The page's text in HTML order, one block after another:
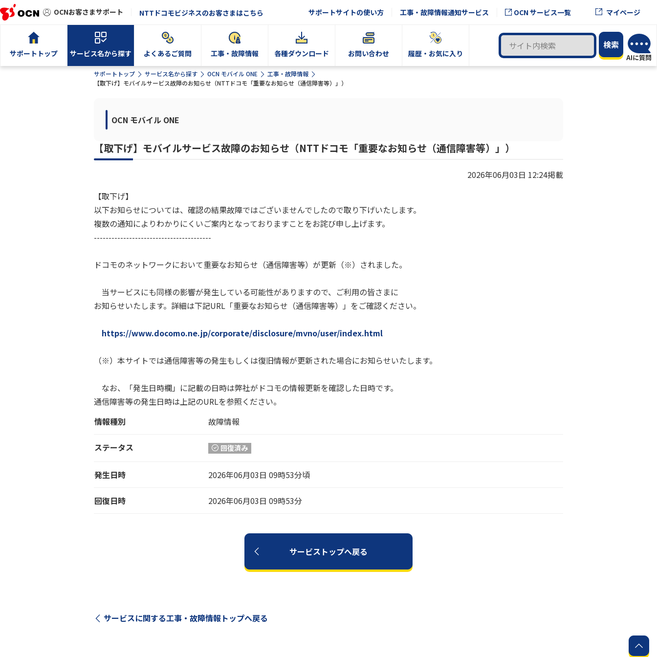
OCNお客さまサポート NTTドコモビジネスのお客さまはこちら サポートサイトの使い方 工事・故障情報通知サービス OCN サービス一覧 マイページ
サポートトップ サービス名から探す よくあるご質問 工事・故障情報 各種ダウンロード お問い合わせ 履歴・お気に入り
サポートトップ サービス名から探す OCN モバイル ONE
工事・故障情報
【取下げ】モバイルサービス故障のお知らせ（NTTドコモ「重要なお知らせ（通信障害等）」）
OCN モバイル ONE
【取下げ】モバイルサービス故障のお知らせ（NTTドコモ「重要なお知らせ（通信障害等）」）
2026年06月03日 12:24掲載
【取下げ】
以下お知らせについては、確認の結果故障ではございませんでしたので取り下げいたします。
複数の通知によりわかりにくいご案内となっておりますことをお詫び申し上げます。
----------------------------------------
ドコモのネットワークにおいて重要なお知らせ（通信障害等）が更新（※）されました。
当サービスにも同様の影響が発生している可能性がありますので、ご利用の皆さまに
お知らせいたします。詳細は下記URL「重要なお知らせ（通信障害等）」をご確認ください。
https://www.docomo.ne.jp/corporate/disclosure/mvno/user/index.html
（※）本サイトでは通信障害等の発生もしくは復旧情報が更新された場合にお知らせいたします。
なお、「発生日時欄」に記載の日時は弊社がドコモの情報更新を確認した日時です。
通信障害等の発生日時は上記のURLを参照ください。
情報種別
故障情報
ステータス 回復済み
発生日時 2026年06月03日 09時53分頃
回復日時 2026年06月03日 09時53分
サービストップへ戻る
サービスに関する工事・故障情報トップへ戻る